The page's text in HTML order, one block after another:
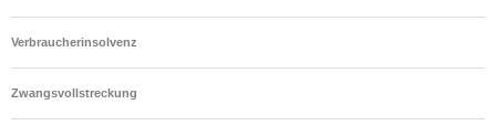
Verbraucherinsolvenz
Zwangsvollstreckung